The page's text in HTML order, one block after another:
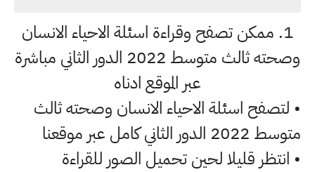
1. ممكن تصفح وقراءة اسئلة الاحياء الانسان
وصحته ثالث متوسط 2022 الدور الثاني مباشرة
عبر الموقع ادناه
• لتصفح اسئلة الاحياء الانسان وصحته ثالث
متوسط 2022 الدور الثاني كامل عبر موقعنا
• انتظر قليلا لحين تحميل الصور للقراءة